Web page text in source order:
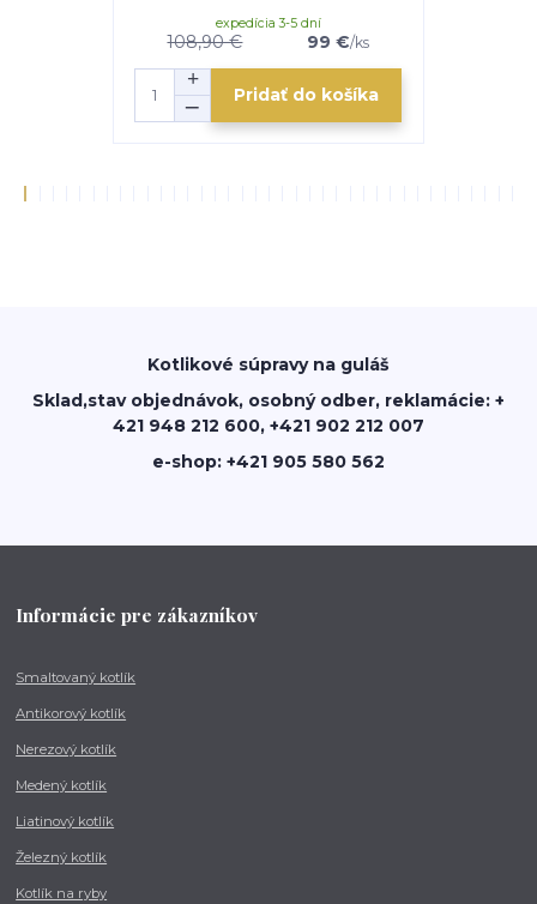
108,90 € 99 €/ks
expedícia 3-5 dní
Pridať do košíka
Kotlikové súpravy na guláš
Sklad,stav objednávok, osobný odber, reklamácie: +
421 948 212 600, +421 902 212 007
e-shop: +421 905 580 562
Informácie pre zákazníkov
Smaltovaný kotlík
Antikorový kotlík
Nerezový kotlík
Medený kotlík
Liatinový kotlík
Železný kotlík
Kotlík na ryby